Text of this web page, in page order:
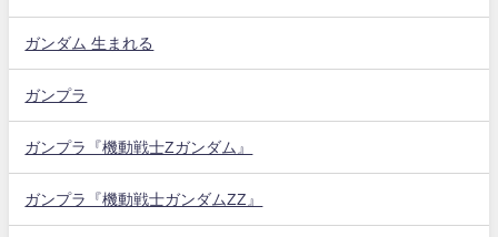
ガンダム 生まれる
ガンプラ
ガンプラ『機動戦士Zガンダム』
ガンプラ『機動戦士ガンダムZZ』